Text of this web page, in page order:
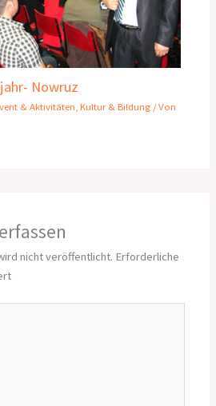
Nowruz
& Aktivitäten,Kultur & Bildung / Von
nicht veröffentlicht. Erforderliche